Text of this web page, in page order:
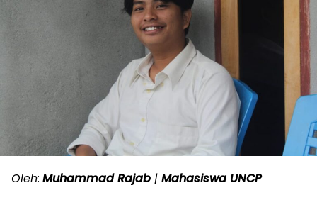
Oleh: Muhammad Rajab | Mahasiswa UNCP